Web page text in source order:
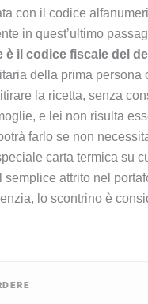
con il codice
in quest’ultimo
è il codice fiscale del
della prima
la ricetta, senza
e lei non risulta
farlo se non
carta termica su
semplice attrito nel
lo scontrino è